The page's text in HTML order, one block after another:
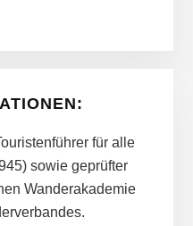
für alle
sowie geprüfter
Wanderakademie